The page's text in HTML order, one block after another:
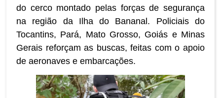
do cerco montado pelas forças de segurança
na região da Ilha do Bananal. Policiais do
Tocantins, Pará, Mato Grosso, Goiás e Minas
Gerais reforçam as buscas, feitas com o apoio
de aeronaves e embarcações.